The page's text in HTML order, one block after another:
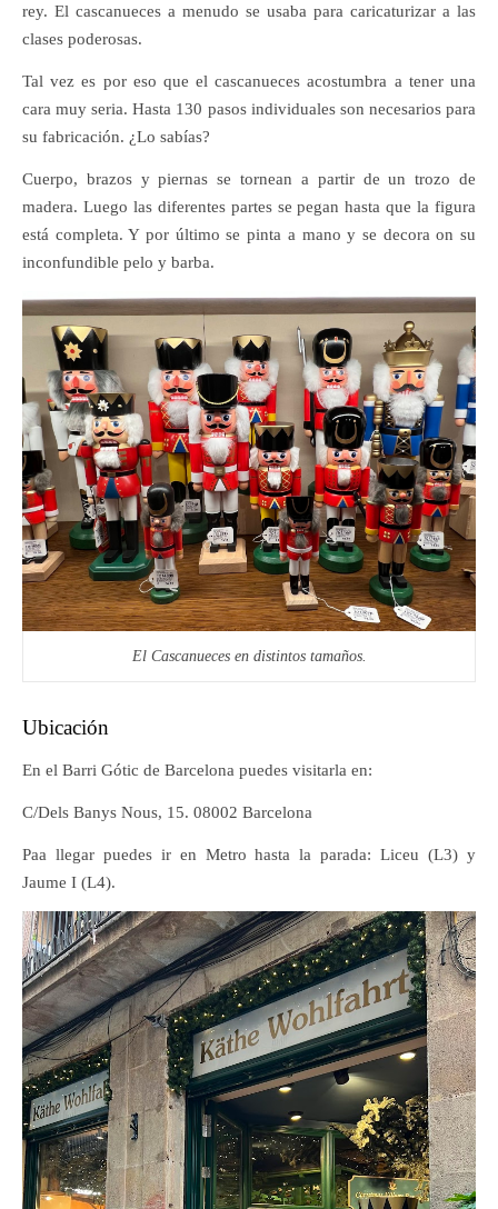
rey. El cascanueces a menudo se usaba para caricaturizar a las
clases poderosas.
Tal vez es por eso que el cascanueces acostumbra a tener una
cara muy seria. Hasta 130 pasos individuales son necesarios para
su fabricación. ¿Lo sabías?
Cuerpo, brazos y piernas se tornean a partir de un trozo de
madera. Luego las diferentes partes se pegan hasta que la figura
está completa. Y por último se pinta a mano y se decora on su
inconfundible pelo y barba.
El Cascanueces en distintos tamaños.
Ubicación
En el Barri Gótic de Barcelona puedes visitarla en:
C/Dels Banys Nous, 15. 08002 Barcelona
Paa llegar puedes ir en Metro hasta la parada: Liceu (L3) y
Jaume I (L4).